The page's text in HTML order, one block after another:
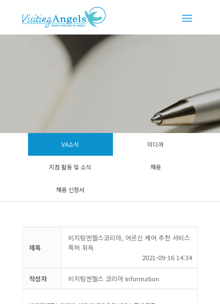
VA소식 미디어
지점 활동 및 소식 채용
채용 신청서
제목
비지팅엔젤스코리아, 어르신 케어 추천 서비스
특허 취득
2021-09-16 14:34
작성자 비지팅엔젤스 코리아 Information